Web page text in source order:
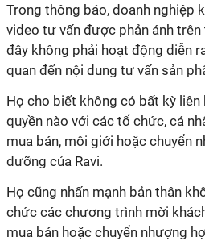
Trong thông báo, doanh nghiệp
video tư vấn được phản ánh
đây không phải hoạt động diễn
quan đến nội dung tư vấn sản
Họ cho biết không có bất kỳ liên
quyền nào với các tổ chức, cá
mua bán, môi giới hoặc chuyển
dưỡng của Ravi.
Họ cũng nhấn mạnh bản thân
chức các chương trình mời
mua bán hoặc chuyển nhượng